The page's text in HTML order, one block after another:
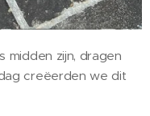
midden zijn, dragen
creëerden we dit